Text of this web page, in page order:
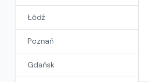
Łódź
Poznań
Gdańsk